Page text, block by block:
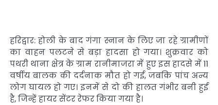
हरिद्वार: होली के बाद गंगा स्नान के लिए जा रहे ग्रामीणों
का वाहन पलटने से बड़ा हादसा हो गया। शुक्रवार को
पथरी थाना क्षेत्र के ग्राम रानीमाजरा में हुए इस हादसे में 11
वर्षीय बालक की दर्दनाक मौत हो गई, जबकि पांच अन्य
लोग घायल हो गए। इनमें से दो की हालत गंभीर बनी हुई
है, जिन्हें हायर सेंटर रेफर किया गया है।